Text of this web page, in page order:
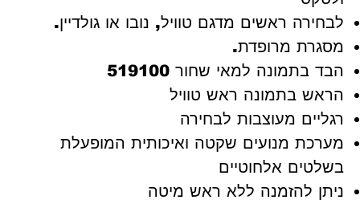
לבחירה ראשים מדגם טוויל, נובו או גולדיין.
מסגרת מרופדת.
הבד בתמונה למאי שחור 519100
הראש בתמונה ראש טוויל
רגליים מעוצבות לבחירה
מערכת מנועים שקטה ואיכותית המופעלת
בשלטים אלחוטיים
ניתן להזמנה ללא ראש מיטה